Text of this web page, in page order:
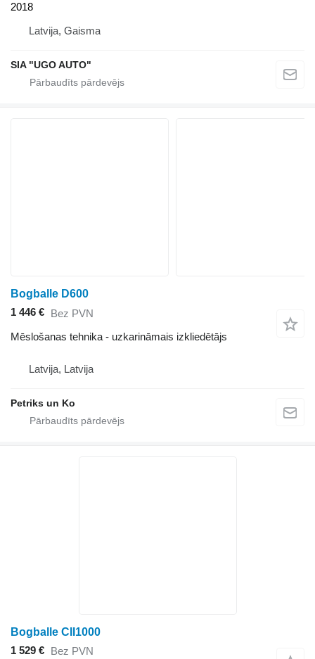
2018
Latvija, Gaisma
SIA "UGO AUTO"
Bogballe D600
1 446 € Bez PVN
Mēslošanas tehnika - uzkarināmais izkliedētājs
Latvija, Latvija
Petriks un Ko
Bogballe CII1000
1 529 € Bez PVN